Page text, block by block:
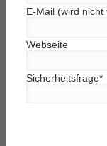
E-Mail (wird
Webseite
Sicherheitsfrage*